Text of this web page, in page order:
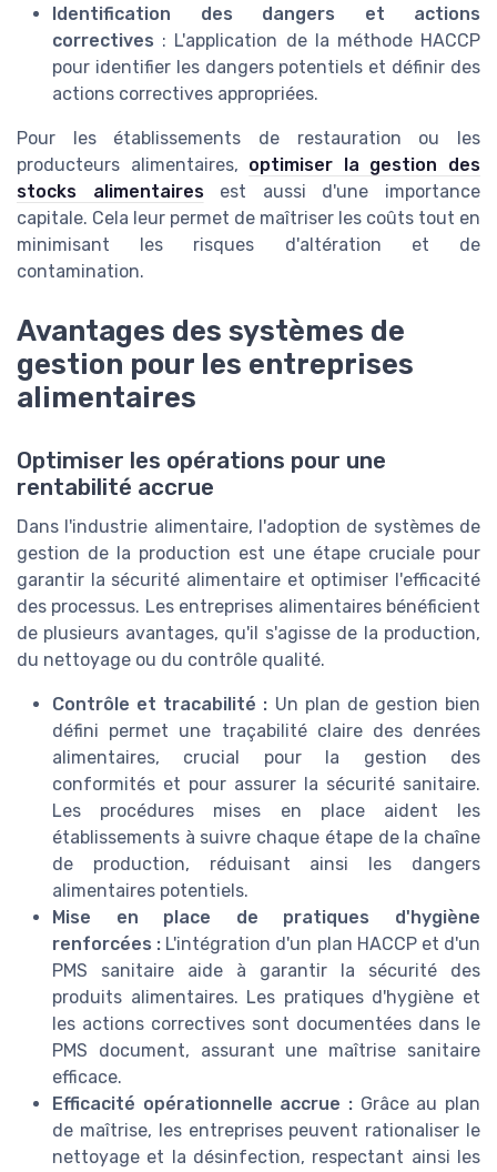
Identification des dangers et actions
correctives : L'application de la méthode HACCP
pour identifier les dangers potentiels et définir des
actions correctives appropriées.
Pour les établissements de restauration ou les
producteurs alimentaires, optimiser la gestion des
stocks alimentairesest aussi d'une importance
capitale. Cela leur permet de maîtriser les coûts tout en
minimisant les risques d'altération et de
contamination.
Avantages des systèmes de
gestion pour les entreprises
alimentaires
Optimiser les opérations pour une
rentabilité accrue
Dans l'industrie alimentaire, l'adoption de systèmes de
gestion de la production est une étape cruciale pour
garantir la sécurité alimentaire et optimiser l'efficacité
des processus. Les entreprises alimentaires bénéficient
de plusieurs avantages, qu'il s'agisse de la production,
du nettoyage ou du contrôle qualité.
Contrôle et tracabilité : Un plan de gestion bien
défini permet une traçabilité claire des denrées
alimentaires, crucial pour la gestion des
conformités et pour assurer la sécurité sanitaire.
Les procédures mises en place aident les
établissements à suivre chaque étape de la chaîne
de production, réduisant ainsi les dangers
alimentaires potentiels.
Mise en place de pratiques d'hygiène
renforcées : L'intégration d'un plan HACCP et d'un
PMS sanitaire aide à garantir la sécurité des
produits alimentaires. Les pratiques d'hygiène et
les actions correctives sont documentées dans le
PMS document, assurant une maîtrise sanitaire
efficace.
Efficacité opérationnelle accrue : Grâce au plan
de maîtrise, les entreprises peuvent rationaliser le
nettoyage et la désinfection, respectant ainsi les